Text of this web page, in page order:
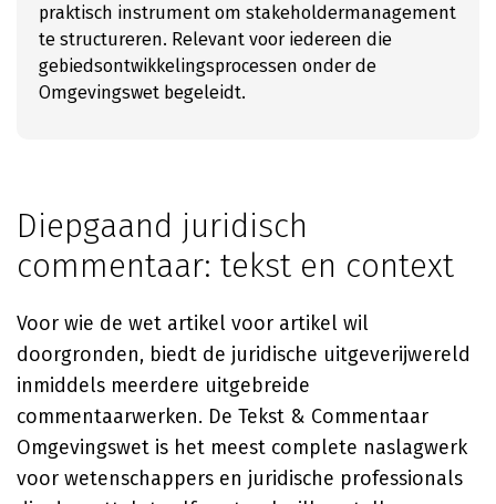
praktisch instrument om stakeholdermanagement
te structureren. Relevant voor iedereen die
gebiedsontwikkelingsprocessen onder de
Omgevingswet begeleidt.
Diepgaand juridisch
commentaar: tekst en context
Voor wie de wet artikel voor artikel wil
doorgronden, biedt de juridische uitgeverijwereld
inmiddels meerdere uitgebreide
commentaarwerken. De Tekst & Commentaar
Omgevingswet is het meest complete naslagwerk
voor wetenschappers en juridische professionals